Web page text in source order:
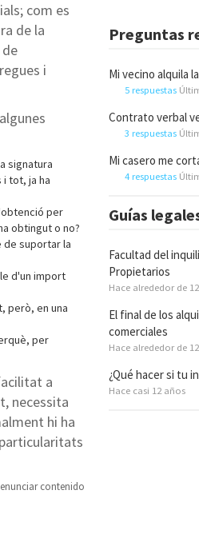
com es
de la
i
signatura
tot, ja ha
per
obtingut o no?
de suportar la
d'un import
però, en una
per
a
necessita
hi ha
contenido
Preguntas
Mi vecino alquila
5 respuestas
Contrato verbal
3 respuestas
Mi casero me
4 respuestas
Guías
Facultad del
Propietarios
Hace alrededor de
El final de los
comerciales
Hace alrededor de
¿Qué hacer si tu
Hace casi 12 años